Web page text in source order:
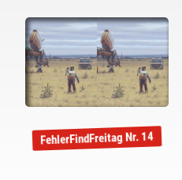
FehlerFindFreitag Nr. 14